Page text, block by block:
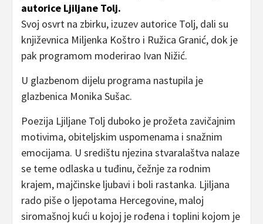
autorice Ljiljane Tolj.
Svoj osvrt na zbirku, izuzev autorice Tolj, dali su
književnica Miljenka Koštro i Ružica Granić, dok je
pak programom moderirao Ivan Nižić.
U glazbenom dijelu programa nastupila je
glazbenica Monika Sušac.
Poezija Ljiljane Tolj duboko je prožeta zavičajnim
motivima, obiteljskim uspomenama i snažnim
emocijama. U središtu njezina stvaralaštva nalaze
se teme odlaska u tuđinu, čežnje za rodnim
krajem, majčinske ljubavi i boli rastanka. Ljiljana
rado piše o ljepotama Hercegovine, maloj
siromašnoj kući u kojoj je rođena i toplini kojom je